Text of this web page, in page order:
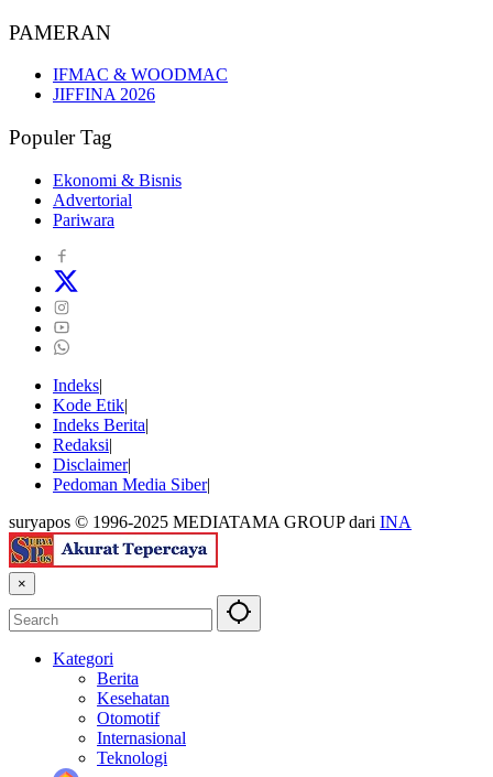
PAMERAN
IFMAC & WOODMAC
JIFFINA 2026
Populer Tag
Ekonomi & Bisnis
Advertorial
Pariwara
Indeks
Kode Etik
Indeks Berita
Redaksi
Disclaimer
Pedoman Media Siber
suryapos © 1996-2025 MEDIATAMA GROUP dari INA
×
Kategori
Berita
Kesehatan
Otomotif
Internasional
Teknologi